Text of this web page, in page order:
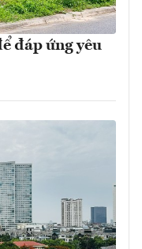
đáp ứng yêu